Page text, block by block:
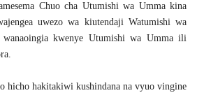
Chuo cha Utumishi wa Umma kina
uwezo wa kiutendaji Watumishi wa
wanaoingia kwenye Utumishi wa Umma ili
hicho hakitakiwi kushindana na vyuo vingine